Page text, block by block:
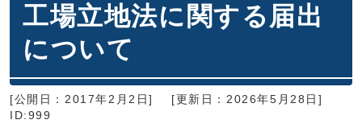
工場立地法に関する届出
について
[公開日：2017年2月2日]
[更新日：2026年5月28日]
ID:999